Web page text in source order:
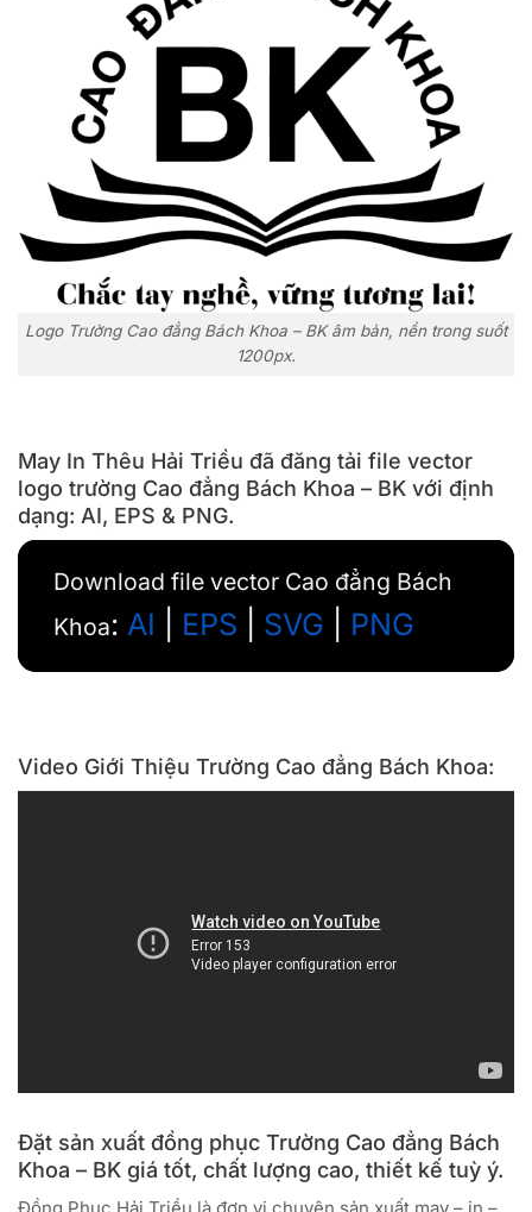
Logo Trường Cao đẳng Bách Khoa – BK âm bản, nền trong suốt
1200px.
May In Thêu Hải Triều đã đăng tải file vector
logo trường Cao đẳng Bách Khoa – BK với định
dạng: AI, EPS & PNG.
Download file vector Cao đẳng Bách
Khoa: AI EPS SVG PNG
Video Giới Thiệu Trường Cao đẳng Bách Khoa:
Đặt sản xuất đồng phục Trường Cao đẳng Bách
Khoa – BK giá tốt, chất lượng cao, thiết kế tuỳ ý.